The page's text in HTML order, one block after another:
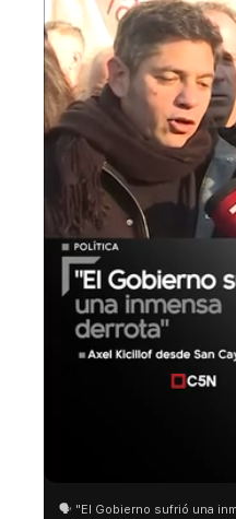
🗣️ "El Gobierno sufrió una